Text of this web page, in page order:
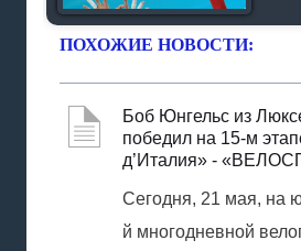
ПОХОЖИЕ НОВОСТИ:
Боб Юнгельс из
победил на 15-м
д’Италия» -
Сегодня, 21 мая, на
й многодневной